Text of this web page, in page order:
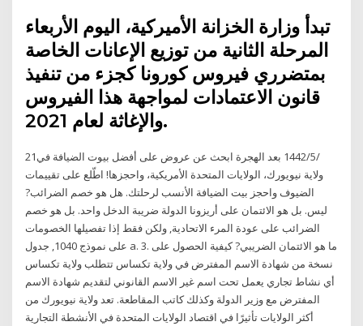
تبدأ وزارة الخزانة الأميركية، اليوم الأربعاء
المرحلة الثانية من توزيع الإعانات الخاصة
بمتضرري فيروس كورونا كجزء من تنفيذ
قانون الاعتمادات لمواجهة هذا الفيروس
والإغاثة لعام 2021.
21‏‏/5‏‏/1442 بعد الهجرة ابحث عن عروض على أفضل بيوت الضيافة في
ولاية نيويورك، الولايات المتحدة الأمريكية، واحجزها! اطّلع على تقييمات
الضيوف واحجز بيت الضيافة الأنسب لرحلتك. هل هو خصم الضرائب?
ليس. بل هو الائتمان على أريزونا الدولة ضريبة الدخل واحد. بل هو خصم
الضرائب على عودة المرء الاتحادية, ولكن فقط إذا تفصيلها الخصومات
على نموذج 1040, جدول a. 3. ما هو الائتمان الضريبي? كيفية الحصول على
نسخة من شهادة الاسم المفترض في ولاية تكساس تتطلب ولاية تكساس
أي نشاط تجاري يعمل تحت اسم غير الاسم القانوني لتقديم شهادة الاسم
المفترض مع وزير الدولة وكذلك كاتب المقاطعة. تعد ولاية نيويورك من
أكثر الولايات تأثيرًا في اقتصاد الولايات المتحدة في الأنشطة التجارية